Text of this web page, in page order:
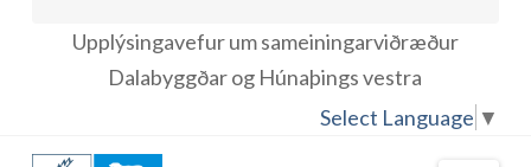
Upplýsingavefur um sameiningarviðræður
Dalabyggðar og Húnaþings vestra
Select Language ▼